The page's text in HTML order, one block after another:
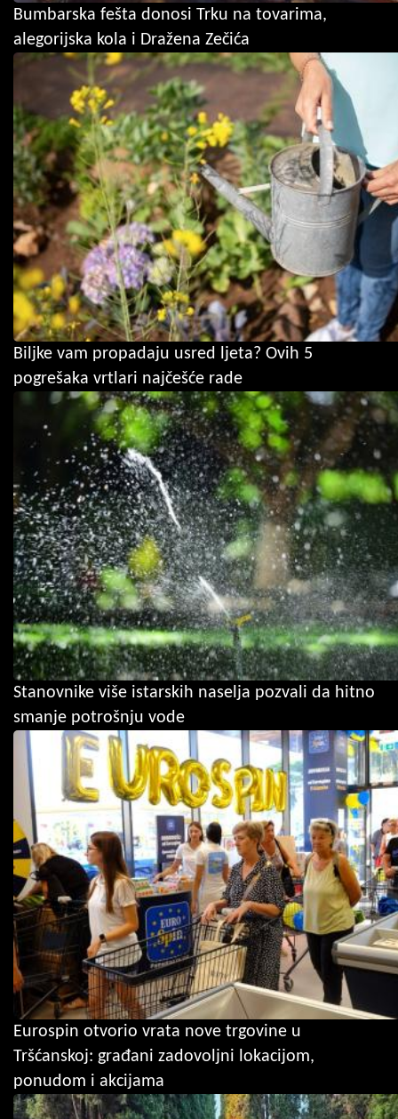
Bumbarska fešta donosi Trku na tovarima,
alegorijska kola i Dražena Zečića
Biljke vam propadaju usred ljeta? Ovih 5
pogrešaka vrtlari najčešće rade
Stanovnike više istarskih naselja pozvali da hitno
smanje potrošnju vode
Eurospin otvorio vrata nove trgovine u
Tršćanskoj: građani zadovoljni lokacijom,
ponudom i akcijama